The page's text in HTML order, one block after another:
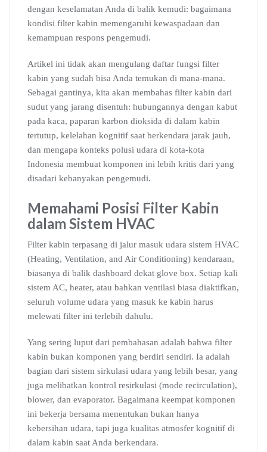
dengan keselamatan Anda di balik kemudi: bagaimana
kondisi filter kabin memengaruhi kewaspadaan dan
kemampuan respons pengemudi.
Artikel ini tidak akan mengulang daftar fungsi filter
kabin yang sudah bisa Anda temukan di mana-mana.
Sebagai gantinya, kita akan membahas filter kabin dari
sudut yang jarang disentuh: hubungannya dengan kabut
pada kaca, paparan karbon dioksida di dalam kabin
tertutup, kelelahan kognitif saat berkendara jarak jauh,
dan mengapa konteks polusi udara di kota-kota
Indonesia membuat komponen ini lebih kritis dari yang
disadari kebanyakan pengemudi.
Memahami Posisi Filter Kabin
dalam Sistem HVAC
Filter kabin terpasang di jalur masuk udara sistem HVAC
(Heating, Ventilation, and Air Conditioning) kendaraan,
biasanya di balik dashboard dekat glove box. Setiap kali
sistem AC, heater, atau bahkan ventilasi biasa diaktifkan,
seluruh volume udara yang masuk ke kabin harus
melewati filter ini terlebih dahulu.
Yang sering luput dari pembahasan adalah bahwa filter
kabin bukan komponen yang berdiri sendiri. Ia adalah
bagian dari sistem sirkulasi udara yang lebih besar, yang
juga melibatkan kontrol resirkulasi (mode recirculation),
blower, dan evaporator. Bagaimana keempat komponen
ini bekerja bersama menentukan bukan hanya
kebersihan udara, tapi juga kualitas atmosfer kognitif di
dalam kabin saat Anda berkendara.